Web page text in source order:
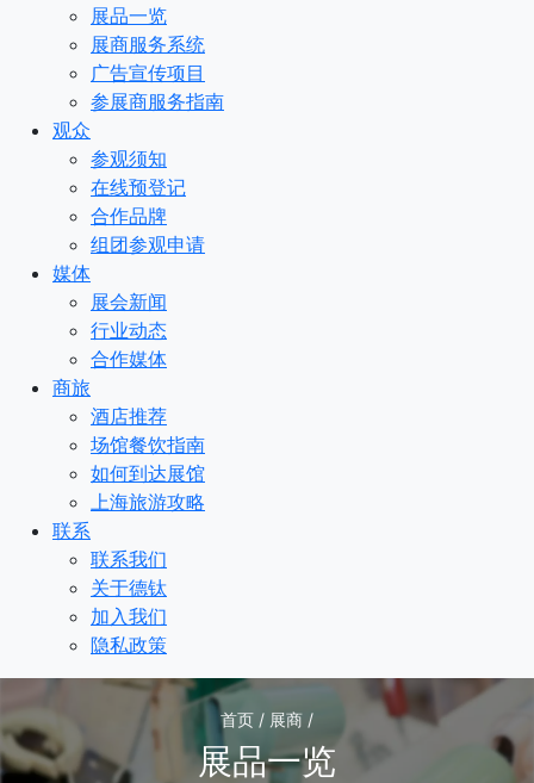
展品一览
展商服务系统
广告宣传项目
参展商服务指南
观众
参观须知
在线预登记
合作品牌
组团参观申请
媒体
展会新闻
行业动态
合作媒体
商旅
酒店推荐
场馆餐饮指南
如何到达展馆
上海旅游攻略
联系
联系我们
关于德钛
加入我们
隐私政策
首页 / 展商 /
展品一览